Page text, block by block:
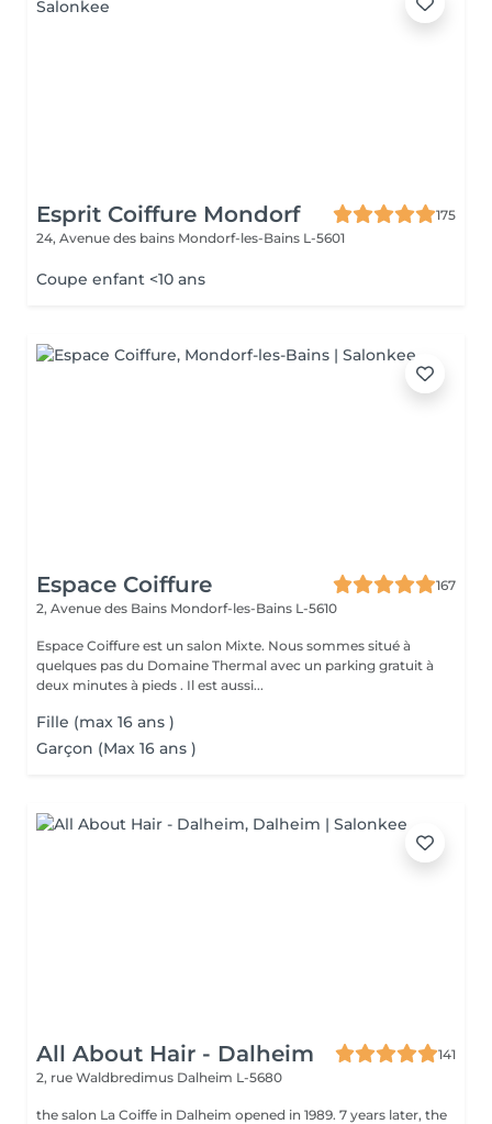
Esprit Coiffure Mondorf
175
24, Avenue des bains Mondorf-les-Bains L-5601
Coupe enfant <10 ans
Espace Coiffure
167
2, Avenue des Bains Mondorf-les-Bains L-5610
Espace Coiffure est un salon Mixte. Nous sommes situé à
quelques pas du Domaine Thermal avec un parking gratuit à
deux minutes à pieds . Il est aussi...
Fille (max 16 ans )
Garçon (Max 16 ans )
All About Hair - Dalheim
141
2, rue Waldbredimus Dalheim L-5680
the salon La Coiffe in Dalheim opened in 1989. 7 years later, the